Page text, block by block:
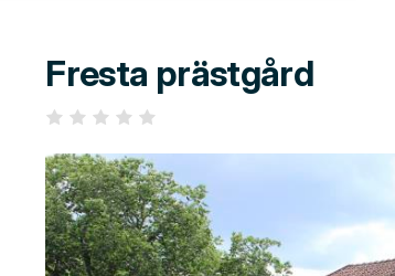
Fresta prästgård